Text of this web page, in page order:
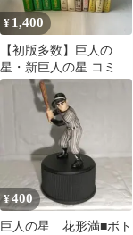
¥ 1,400
【初版多数】巨人の
星・新巨人の星 コミッ
ク11冊 まとめ売り 梶原
一騎傑作全集
¥400
巨人の星 花形満■ボト